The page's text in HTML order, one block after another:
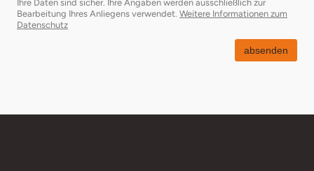
Ihre Daten sind sicher. Ihre Angaben werden ausschließlich zur
Bearbeitung Ihres Anliegens verwendet. Weitere Informationen zum
Datenschutzöffnet in neuem Fenster
absenden